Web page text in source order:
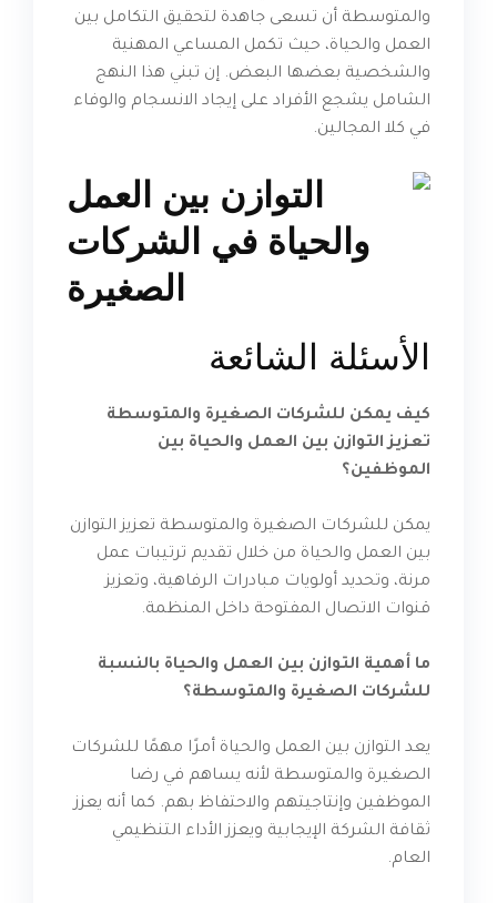
والمتوسطة أن تسعى جاهدة لتحقيق التكامل بين
العمل والحياة، حيث تكمل المساعي المهنية
والشخصية بعضها البعض. إن تبني هذا النهج
الشامل يشجع الأفراد على إيجاد الانسجام والوفاء
في كلا المجالين.
الأسئلة الشائعة
كيف يمكن للشركات الصغيرة والمتوسطة
تعزيز التوازن بين العمل والحياة بين
الموظفين؟
يمكن للشركات الصغيرة والمتوسطة تعزيز التوازن
بين العمل والحياة من خلال تقديم ترتيبات عمل
مرنة، وتحديد أولويات مبادرات الرفاهية، وتعزيز
قنوات الاتصال المفتوحة داخل المنظمة.
ما أهمية التوازن بين العمل والحياة بالنسبة
للشركات الصغيرة والمتوسطة؟
يعد التوازن بين العمل والحياة أمرًا مهمًا للشركات
الصغيرة والمتوسطة لأنه يساهم في رضا
الموظفين وإنتاجيتهم والاحتفاظ بهم. كما أنه يعزز
ثقافة الشركة الإيجابية ويعزز الأداء التنظيمي
العام.